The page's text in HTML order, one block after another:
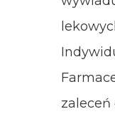
zaleceń